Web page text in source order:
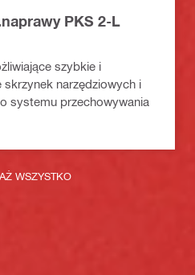
PKS 2-L
szybkie i
skrzynek narzędziowych i
systemu przechowywania
WSZYSTKO